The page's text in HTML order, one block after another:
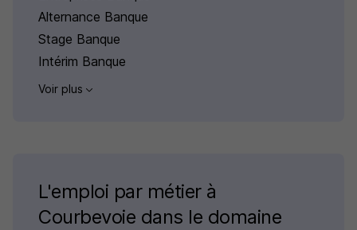
Alternance Banque
Stage Banque
Intérim Banque
Voir plus
L'emploi par métier à
Courbevoie dans le domaine